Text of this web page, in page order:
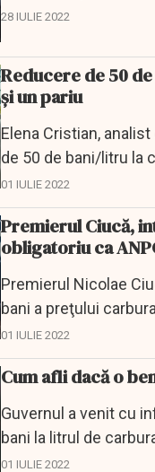
28 IULIE 2022
Reducere de 50
şi un pariu
Elena Cristian,
de 50 de bani/litru la
01 IULIE 2022
Premierul Ciucă,
obligatoriu ca
Premierul Nicolae
bani a preţului
01 IULIE 2022
Cum afli dacă o
Guvernul a venit cu
bani la litrul de
01 IULIE 2022